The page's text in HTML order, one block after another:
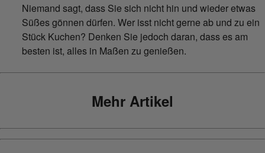
Niemand sagt, dass Sie sich nicht hin und wieder etwas
Süßes gönnen dürfen. Wer isst nicht gerne ab und zu ein
Stück Kuchen? Denken Sie jedoch daran, dass es am
besten ist, alles in Maßen zu genießen.
Mehr Artikel